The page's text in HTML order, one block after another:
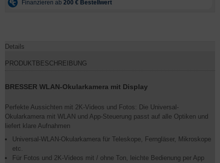
Details
PRODUKTBESCHREIBUNG
BRESSER WLAN-Okularkamera mit Display
Perfekte Aussichten mit 2K-Videos und Fotos: Die Universal-
Okularkamera mit WLAN und App-Steuerung passt auf alle Optiken und
liefert klare Aufnahmen
Universal-WLAN-Okularkamera für Teleskope, Ferngläser, Mikroskope
etc.
Für Fotos und 2K-Videos mit / ohne Ton, leichte Bedienung per App